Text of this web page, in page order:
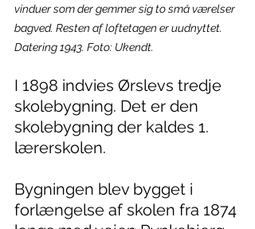
vinduer som der gemmer sig to små værelser
bagved. Resten af loftetagen er uudnyttet.
Datering 1943. Foto: Ukendt.
I 1898 indvies Ørslevs tredje
skolebygning. Det er den
skolebygning der kaldes 1.
lærerskolen.
Bygningen blev bygget i
forlængelse af skolen fra 1874